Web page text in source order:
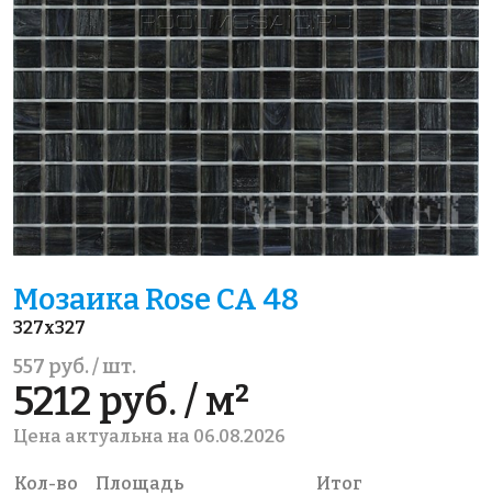
Мозаика Rose CA 48
327x327
557 руб. / шт.
5212 руб. / м²
Цена актуальна на 06.08.2026
Кол-во Площадь Итог